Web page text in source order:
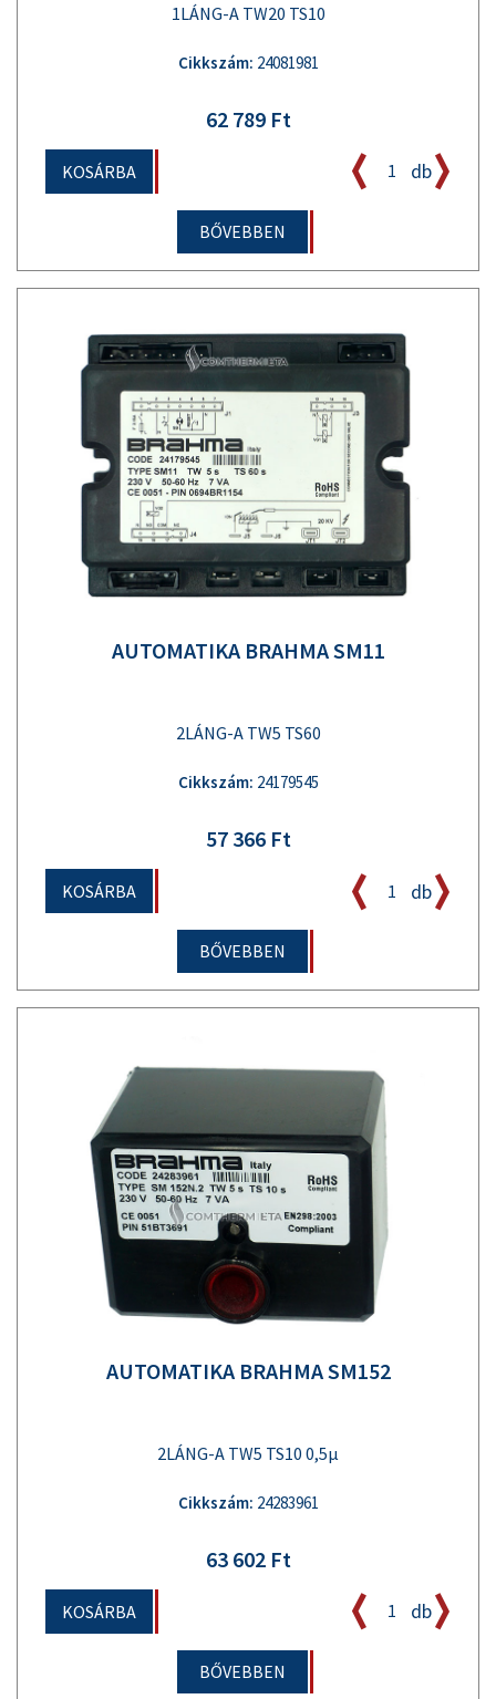
1LÁNG-A TW20 TS10
Cikkszám: 24081981
62 789 Ft
KOSÁRBA db
BŐVEBBEN
AUTOMATIKA BRAHMA SM11
2LÁNG-A TW5 TS60
Cikkszám: 24179545
57 366 Ft
KOSÁRBA db
BŐVEBBEN
AUTOMATIKA BRAHMA SM152
2LÁNG-A TW5 TS10 0,5µ
Cikkszám: 24283961
63 602 Ft
KOSÁRBA db
BŐVEBBEN